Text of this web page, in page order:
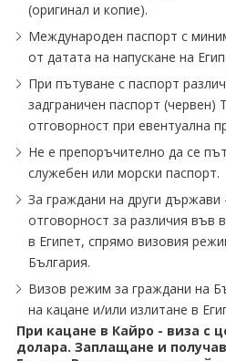
(оригинал и копие).
Международен паспорт с
от датата на напускане на
При пътуване с паспорт
задграничен паспорт
отговорност при евентуална
Не е препоръчително да се
служебен или морски паспорт.
За граждани на други
отговорност за различия във
в Египет, спрямо визовия
България.
Визов режим за граждани на
на кацане и/или излитане в
При кацане в Кайро - виза с
долара. Заплащане и